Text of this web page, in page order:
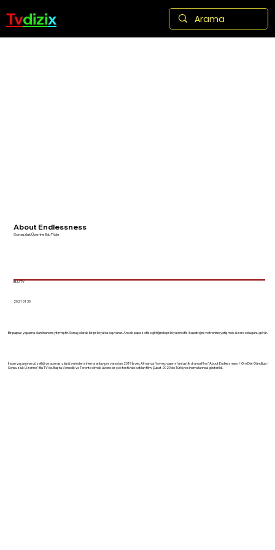
Tvdizix
About Endlessness
Sonsuzluk Üzerine Blu TVde
BLU TV
2021 01 30
Bir papaz yaşama olan inancını yitirmiştir. Sonuç olarak bir psikiyatra başvurur. Ancak papaz ofise gittiğinde psikiyatrın ofisi kapattığını ve trenine yetişmek üzere olduğunu görür.
İnsan yaşamının güzelliği ve acımasızlığı üzerinden sinema anlayışını yansıtan 2019 İsveç Almanya Norveç yapımı fantastik drama filmi "About Endlessness / Om Det Oändliga -
Sonsuzluk Üzerine" Blu TV'de. Başta Venedik ve Toronto olmak üzere bir çok festivale katılan film, Şubat 2020'de Türkiye sinemalarında gösterildi.